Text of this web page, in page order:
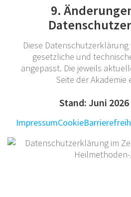
9.
Diese
gesetzliche und
angepasst. Die jeweils
Seite der Akademie
Stand: Juni
ImpressumCookie